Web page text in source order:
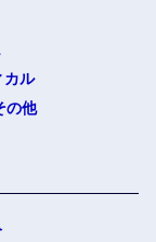
カル
の他